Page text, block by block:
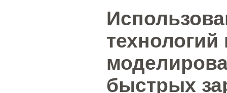
технологий
быстрых